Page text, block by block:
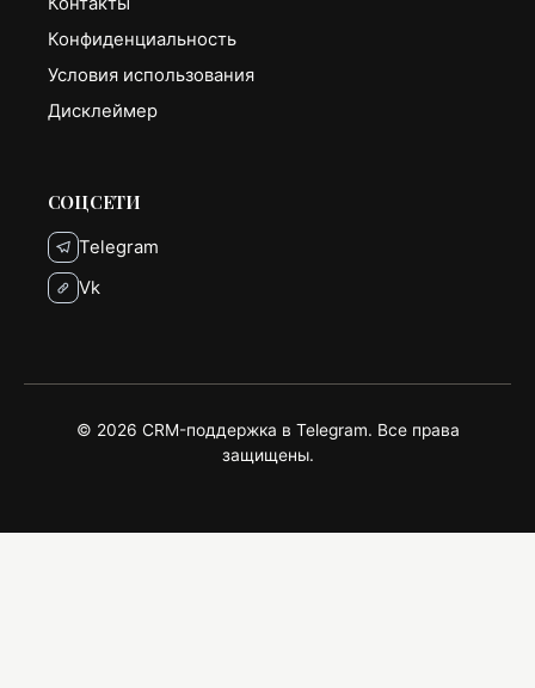
Конфиденциальность
Условия использования
Дисклеймер
СОЦСЕТИ
Telegram
Vk
© 2026 CRM-поддержка в Telegram. Все права
защищены.